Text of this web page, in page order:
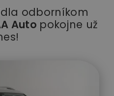
odborníkom
Auto pokojne už